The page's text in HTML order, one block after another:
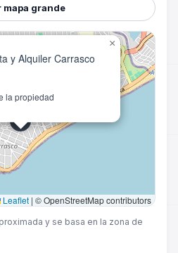
mapa grande
y Alquiler Carrasco
la propiedad
×
Leaflet | © OpenStreetMap contributors
y se basa en la zona de